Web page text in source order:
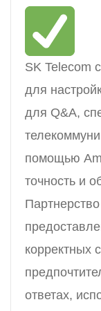
SK Telecom
для
для Q&A,
помощью
точность и
корректных
ответах,